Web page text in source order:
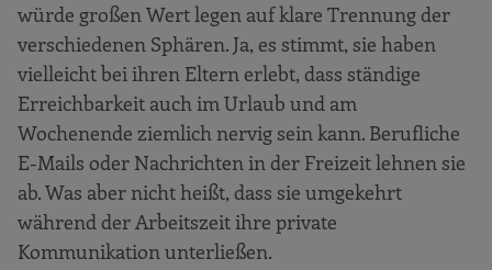
würde großen Wert legen auf klare Trennung der
verschiedenen Sphären. Ja, es stimmt, sie haben
vielleicht bei ihren Eltern erlebt, dass ständige
Erreichbarkeit auch im Urlaub und am
Wochenende ziemlich nervig sein kann. Berufliche
E-Mails oder Nachrichten in der Freizeit lehnen sie
ab. Was aber nicht heißt, dass sie umgekehrt
während der Arbeitszeit ihre private
Kommunikation unterließen.